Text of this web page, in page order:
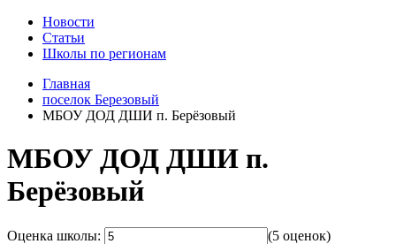
Новости
Статьи
Школы по регионам
Главная
поселок Березовый
МБОУ ДОД ДШИ п. Берёзовый
МБОУ ДОД ДШИ п.
Берёзовый
Оценка школы:
(5 оценок)